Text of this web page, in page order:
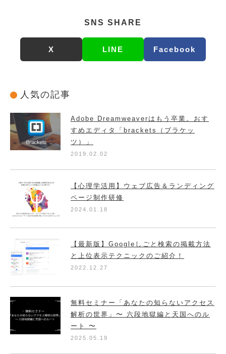
SNS SHARE
X LINE Facebook
人気の記事
Adobe Dreamweaverはもう卒業。おす
すめエディタ「brackets（ブラケッ
ツ）」
2019.02.02
【心理学活用】ウェブ広告＆ランディング
ページ制作研修
2024.01.18
【最新版】Googleしごと検索の掲載方法
と上位表示テクニックのご紹介！
2022.12.27
無料セミナー「あなたの知らないアクセス
解析の世界」〜 六段地獄編と天国へのル
ート 〜
2025.05.19